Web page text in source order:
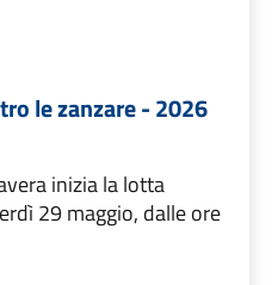
le zanzare - 2026
inizia la lotta
29 maggio, dalle ore